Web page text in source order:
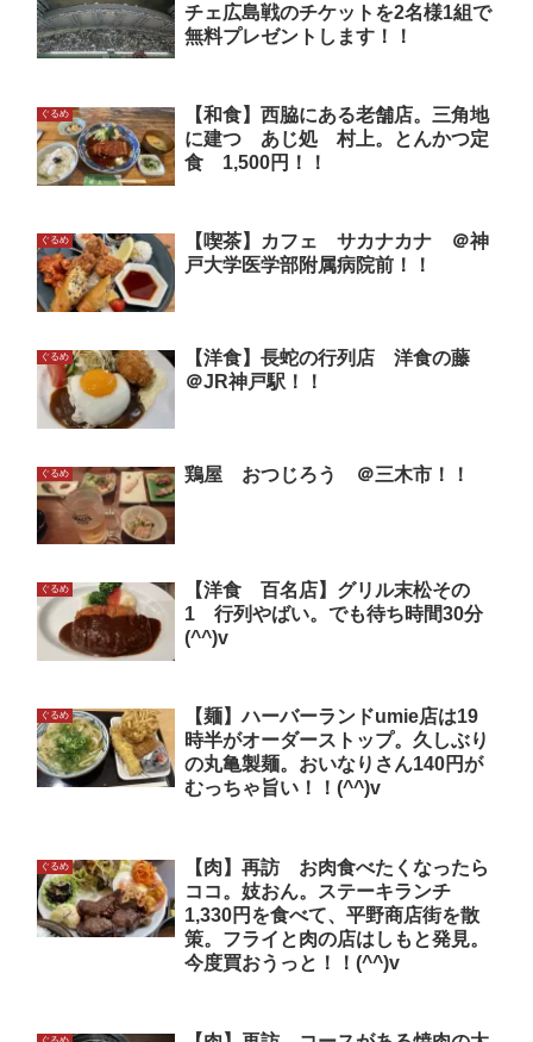
チェ広島戦のチケットを2名様1組で
無料プレゼントします！！
ぐるめ
【和食】西脇にある老舗店。三角地
に建つ あじ処 村上。とんかつ定
食 1,500円！！
ぐるめ
【喫茶】カフェ サカナカナ ＠神
戸大学医学部附属病院前！！
ぐるめ
【洋食】長蛇の行列店 洋食の藤
＠JR神戸駅！！
ぐるめ 鶏屋 おつじろう ＠三木市！！
ぐるめ
【洋食 百名店】グリル末松その
1 行列やばい。でも待ち時間30分
(^^)v
ぐるめ
【麺】ハーバーランドumie店は19
時半がオーダーストップ。久しぶり
の丸亀製麺。おいなりさん140円が
むっちゃ旨い！！(^^)v
ぐるめ
【肉】再訪 お肉食べたくなったら
ココ。妓おん。ステーキランチ
1,330円を食べて、平野商店街を散
策。フライと肉の店はしもと発見。
今度買おうっと！！(^^)v